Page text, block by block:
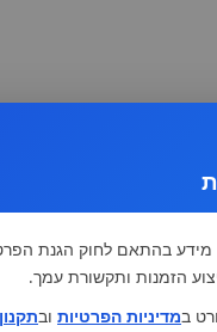
בהתאם לחוק הגנת
במדיניות הפרטיות ובתקנון